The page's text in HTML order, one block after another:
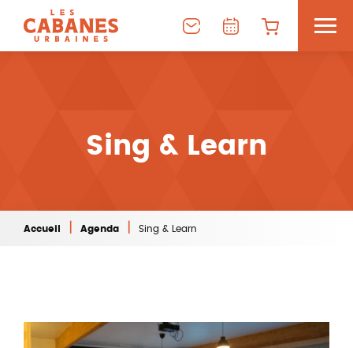
Sing & Learn
Accueil Agenda Sing & Learn